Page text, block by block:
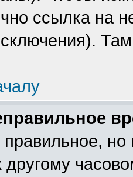
ссылка на